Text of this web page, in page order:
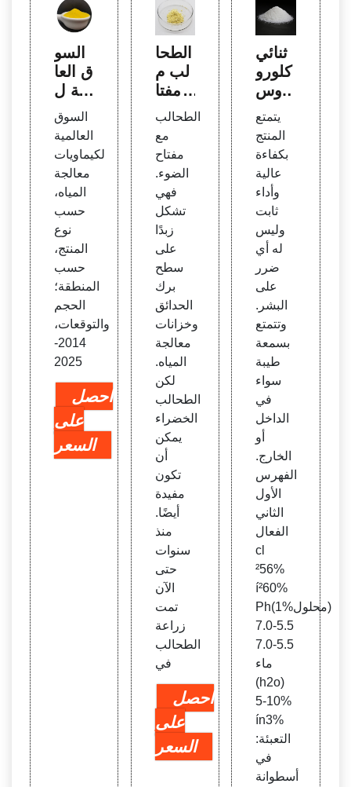
السو
ق العا
لمية ل
كيماوي
ات م
عالجة
الميا
ه، ح
سب ن
وع ال
منتج
السوق
العالمية
لكيماويات
معالجة
المياه،
حسب
نوع
المنتج،
حسب
المنطقة؛
الحجم
والتوقعات،
2014-
2025
احصل
على
السعر
الطحا
لب م
ع مفتا
ح الض
وء | م
ؤسس
ة التك
نولوجي
ا
الطحالب
مع
مفتاح
الضوء.
فهي
تشكل
زبدًا
على
سطح
برك
الحدائق
وخزانات
معالجة
المياه.
لكن
الطحالب
الخضراء
يمكن
أن
تكون
مفيدة
أيضًا.
منذ
سنوات
حتى
الآن
تمت
زراعة
الطحالب
في
احصل
على
السعر
ثنائي
كلورو
أيزوس
ت ال
صودي
وم م
ن Ga
nsu
Qiyu
an C
hrom
ate
يتمتع
المنتج
بكفاءة
عالية
وأداء
ثابت
وليس
له أي
ضرر
على
البشر.
وتتمتع
بسمعة
طيبة
سواء
في
الداخل
أو
الخارج.
الفهرس
الأول
الثاني
الفعال
cl
²56%
í²60%
Ph(1%محلول)
5.5-7.0
5.5-7.0
ماء
(h2o)
5-10%
ín3%
التعبئة:
في
أسطوانة